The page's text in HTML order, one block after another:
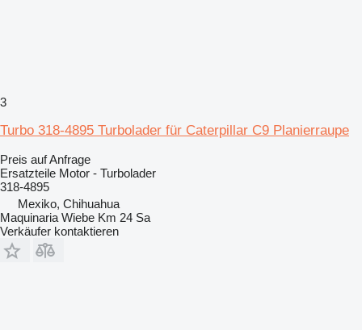
3
Turbo 318-4895 Turbolader für Caterpillar C9 Planierraupe
Preis auf Anfrage
Ersatzteile Motor - Turbolader
318-4895
Mexiko, Chihuahua
Maquinaria Wiebe Km 24 Sa
Verkäufer kontaktieren